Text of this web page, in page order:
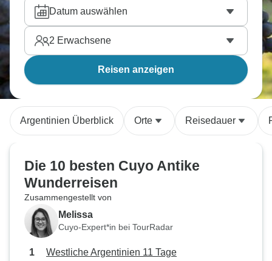
Datum auswählen
2 Erwachsene
Reisen anzeigen
Argentinien Überblick Orte Reisedauer
Die 10 besten Cuyo Antike
Wunderreisen
Zusammengestellt von
Melissa
Cuyo-Expert*in bei TourRadar
Westliche Argentinien 11 Tage